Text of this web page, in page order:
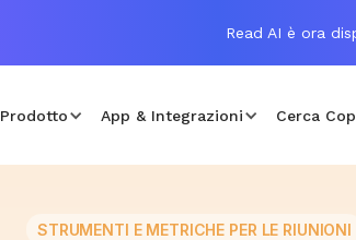
Read AI è ora
Prodotto App & Integrazioni Cerca
STRUMENTI E METRICHE PER LE RIUNIONI